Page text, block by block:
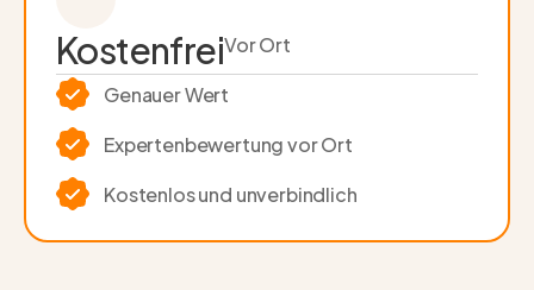
KostenfreiVor Ort
Genauer Wert
Experten­bewertung vor Ort
Kostenlos und unverbindlich